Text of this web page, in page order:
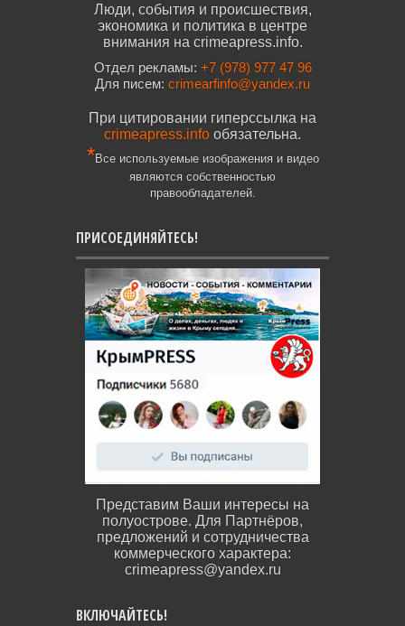
Люди, события и происшествия,
экономика и политика в центре
внимания на crimeapress.info.
Отдел рекламы: +7 (978) 977 47 96
Для писем: crimearfinfo@yandex.ru
При цитировании гиперссылка на
crimeapress.info обязательна.
*Все используемые изображения и видео
являются собственностью
правообладателей.
ПРИСОЕДИНЯЙТЕСЬ!
Представим Ваши интересы на
полуострове. Для Партнёров,
предложений и сотрудничества
коммерческого характера:
crimeapress@yandex.ru
ВКЛЮЧАЙТЕСЬ!